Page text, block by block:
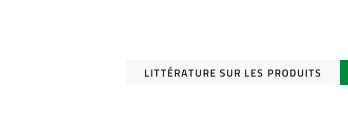
LITTÉRATURE SUR LES PRODUITS